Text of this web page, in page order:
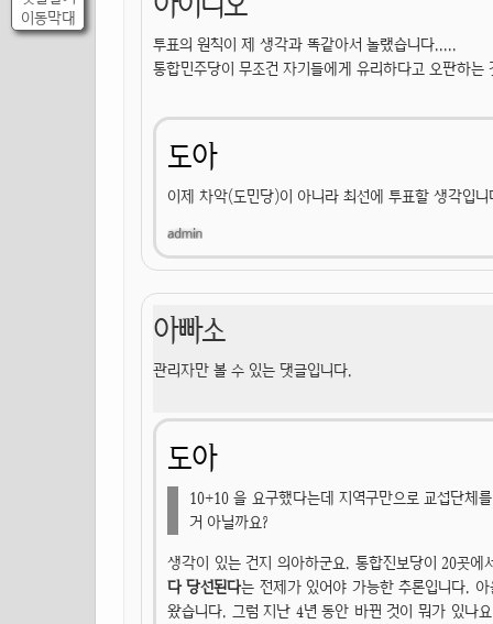
이동막대
투표의 원칙이 제 생각과 똑같아서 놀랬습니다.....
통합민주당이 무조건 자기들에게 유리하다고 오판하는
도아
이제 차악(도민당)이 아니라 최선에 투표할 생각입니
아빠소
관리자만 볼 수 있는 댓글입니다.
도아
10+10 을 요구했다는데 지역구만으로 교섭단체
거 아닐까요?
생각이 있는 건지 의아하군요. 통합진보당이 20곳
다 당선된다는 전제가 있어야 가능한 추론입니다.
왔습니다. 그럼 지난 4년 동안 바뀐 것이 뭐가 있나